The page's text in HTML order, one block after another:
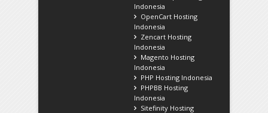
Indonesia
OpenCart Hosting
Indonesia
Zencart Hosting
Indonesia
Magento Hosting
Indonesia
PHP Hosting Indonesia
PHPBB Hosting
Indonesia
Sitefinity Hosting